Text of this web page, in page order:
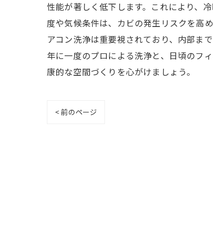
性能が著しく低下します。これにより、
度や気候条件は、カビの発生リスクを高
アコン洗浄は重要視されており、内部ま
年に一度のプロによる洗浄と、日頃のフ
康的な空間づくりを心がけましょう。
< 前のページ